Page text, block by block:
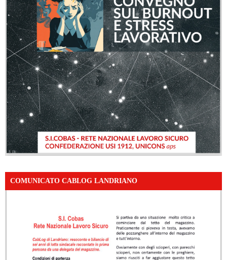
COMUNICATO CABLOG LANDRIANO